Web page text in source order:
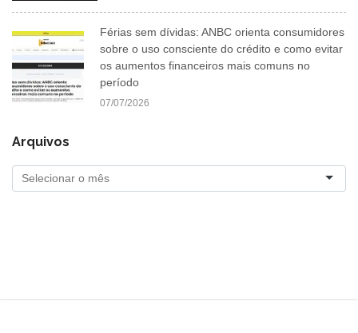
Férias sem dívidas: ANBC orienta consumidores
sobre o uso consciente do crédito e como evitar
os aumentos financeiros mais comuns no
período
07/07/2026
Arquivos